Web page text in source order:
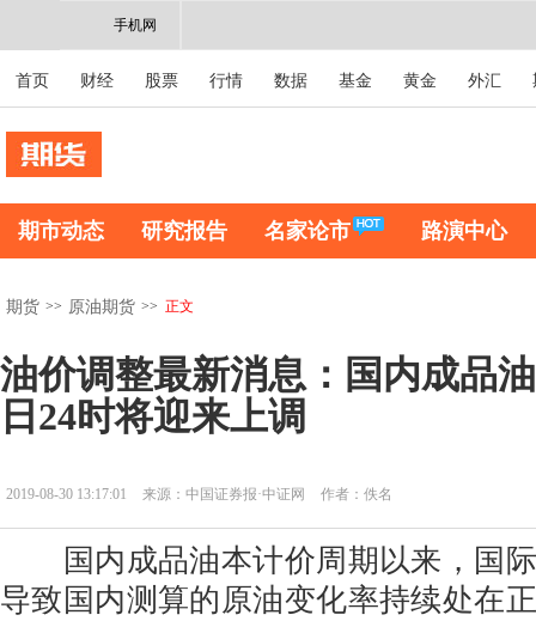
手机网
首页 财经 股票 行情 数据 基金 黄金 外汇
期市动态 研究报告 名家论市 路演中心
期货 >> 原油期货 >> 正文
油价调整最新消息：国内成品
日24时将迎来上调
2019-08-30 13:17:01 来源：中国证券报·中证网 作者：佚名
国内成品油本计价周期以来，国际
导致国内测算的原油变化率持续处在